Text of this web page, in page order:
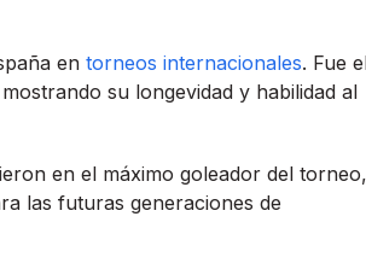
en torneos internacionales. Fue
su longevidad y habilidad al
en el máximo goleador del torneo,
las futuras generaciones de